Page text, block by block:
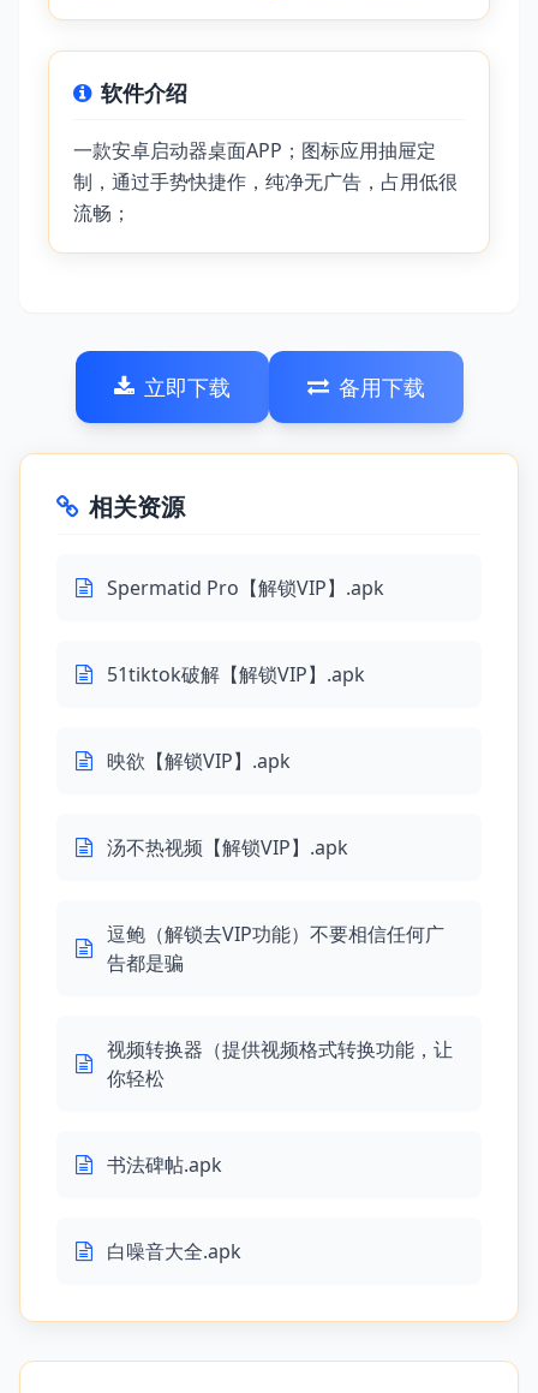
软件介绍
一款安卓启动器桌面APP；图标应用抽屉定
制，通过手势快捷作，纯净无广告，占用低很
流畅；
立即下载 备用下载
相关资源
Spermatid Pro【解锁VIP】.apk
51tiktok破解【解锁VIP】.apk
映欲【解锁VIP】.apk
汤不热视频【解锁VIP】.apk
逗鲍（解锁去VIP功能）不要相信任何广
告都是骗
视频转换器（提供视频格式转换功能，让
你轻松
书法碑帖.apk
白噪音大全.apk